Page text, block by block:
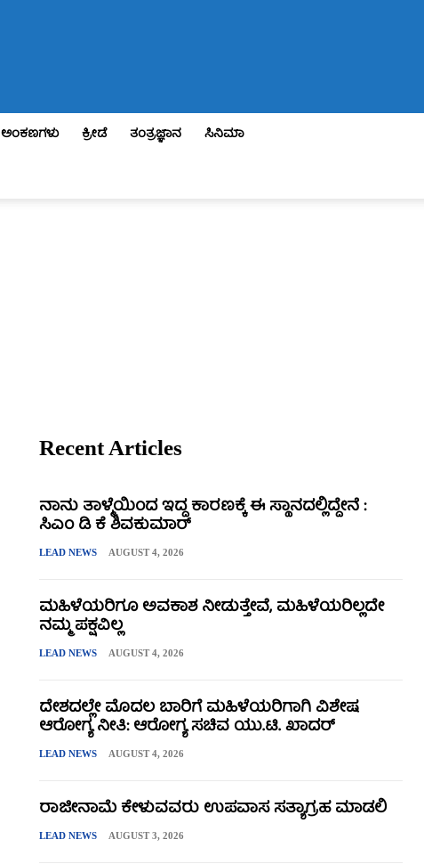
ಅಂಕಣಗಳು ಕ್ರೀಡೆ ತಂತ್ರಜ್ಞಾನ
ಸಿನಿಮಾ
Recent Articles
ನಾನು ತಾಳ್ಮೆಯಿಂದ ಇದ್ದ ಕಾರಣಕ್ಕೆ ಈ ಸ್ಥಾನದಲ್ಲಿದ್ದೇನೆ :
ಸಿಎಂ ಡಿ ಕೆ ಶಿವಕುಮಾರ್
LEAD NEWS AUGUST 4, 2026
ಮಹಿಳೆಯರಿಗೂ ಅವಕಾಶ ನೀಡುತ್ತೇವೆ, ಮಹಿಳೆಯರಿಲ್ಲದೇ
ನಮ್ಮ ಪಕ್ಷವಿಲ್ಲ
LEAD NEWS AUGUST 4, 2026
ದೇಶದಲ್ಲೇ ಮೊದಲ ಬಾರಿಗೆ ಮಹಿಳೆಯರಿಗಾಗಿ ವಿಶೇಷ
ಆರೋಗ್ಯ ನೀತಿ: ಆರೋಗ್ಯ ಸಚಿವ ಯು.ಟಿ. ಖಾದರ್
LEAD NEWS AUGUST 4, 2026
ರಾಜೀನಾಮೆ ಕೇಳುವವರು ಉಪವಾಸ ಸತ್ಯಾಗ್ರಹ ಮಾಡಲಿ
LEAD NEWS AUGUST 3, 2026